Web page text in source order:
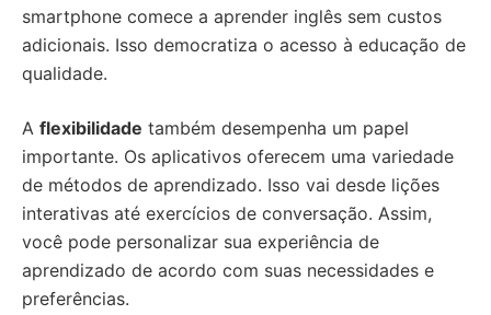
smartphone comece a aprender inglês sem custos
adicionais. Isso democratiza o acesso à educação de
qualidade.
A flexibilidade também desempenha um papel
importante. Os aplicativos oferecem uma variedade
de métodos de aprendizado. Isso vai desde lições
interativas até exercícios de conversação. Assim,
você pode personalizar sua experiência de
aprendizado de acordo com suas necessidades e
preferências.